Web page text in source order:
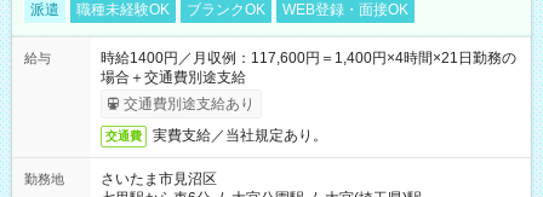
派遣 職種未経験OK ブランクOK WEB登録・面接OK
給与
時給1400円／月収例：117,600円＝1,400円×4時間×21日勤務の
場合＋交通費別途支給
交通費別途支給あり
交通費 実費支給／当社規定あり。
勤務地
さいたま市見沼区